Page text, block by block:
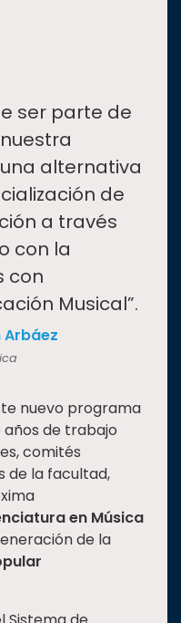
ser parte de
alternativa
de
a través
con la
con
Musical”.
nuevo programa
de trabajo
comités
de la facultad,
en Música
de la